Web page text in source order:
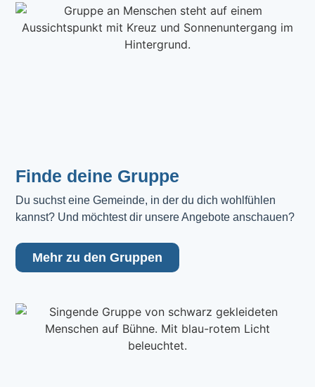
Finde deine Gruppe
Du suchst eine Gemeinde, in der du dich wohlfühlen
kannst? Und möchtest dir unsere Angebote anschauen?
Mehr zu den Gruppen